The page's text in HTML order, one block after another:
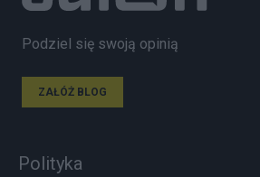
Podziel się swoją opinią
ZAŁÓŻ BLOG
Polityka